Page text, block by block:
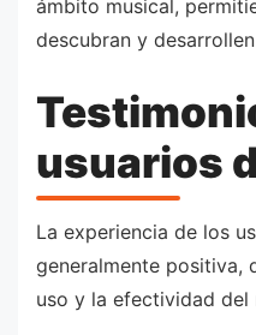
ámbito musical,
descubran y
usuarios
La experiencia de los
generalmente positiva,
uso y la efectividad del